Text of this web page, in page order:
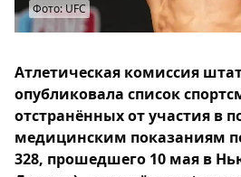
Фото: UFC
Атлетическая комиссия
опубликовала список
отстранённых от участия в
медицинским показаниям
328, прошедшего 10 мая в